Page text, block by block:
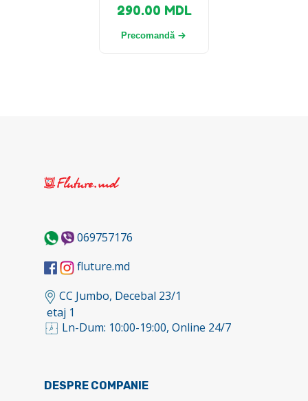
290.00 MDL
Precomandă
069757176
fluture.md
CC Jumbo, Decebal 23/1
etaj 1
Ln-Dum: 10:00-19:00, Online 24/7
DESPRE COMPANIE